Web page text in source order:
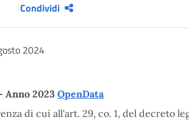
Condividi
2024
Anno 2023 OpenData
di cui all'art. 29, co. 1, del decreto